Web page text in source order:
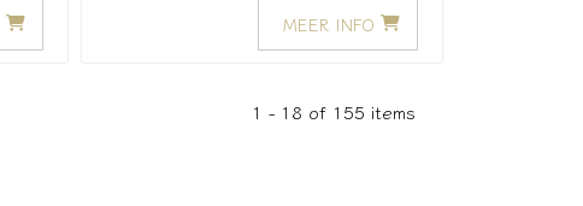
MEER INFO
1 - 18 of 155 items